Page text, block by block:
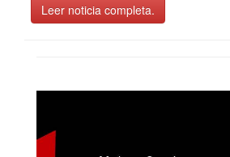
Leer noticia completa.